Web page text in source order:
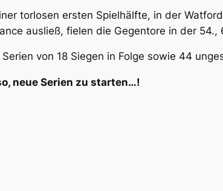
torlosen ersten Spielhälfte, in der
ausließ, fielen die Gegentore in der 54.,
Serien von 18 Siegen in Folge sowie 44
neue Serien zu starten…!